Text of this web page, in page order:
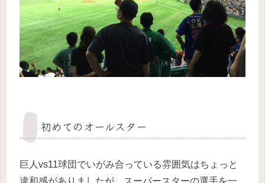
初めてのオールスター
巨人vs11球団でいがみ合っている雰囲気はちょっと
違和感がありましたが、スーパースターの選手を一